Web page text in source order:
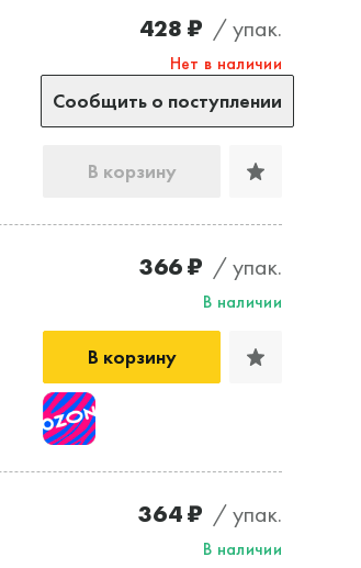
428 ₽ / упак.
Нет в наличии
Сообщить о поступлении
В корзину
366 ₽ / упак.
В наличии
В корзину
364 ₽ / упак.
В наличии